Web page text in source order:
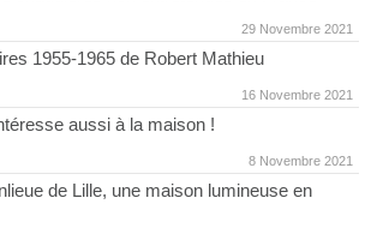
29 Novembre 2021
1955-1965 de Robert Mathieu
16 Novembre 2021
aussi à la maison !
8 Novembre 2021
de Lille, une maison lumineuse en